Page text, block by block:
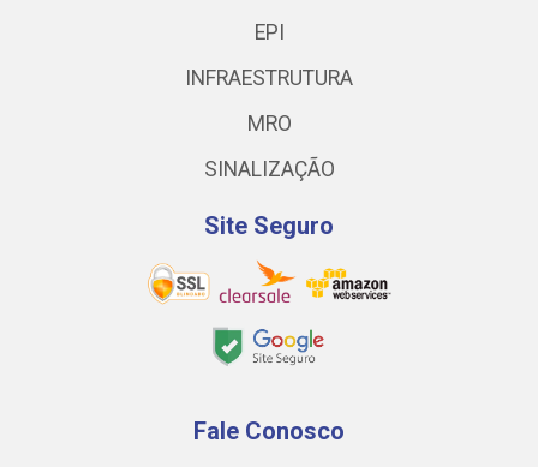
EPI
INFRAESTRUTURA
MRO
SINALIZAÇÃO
Site Seguro
Fale Conosco